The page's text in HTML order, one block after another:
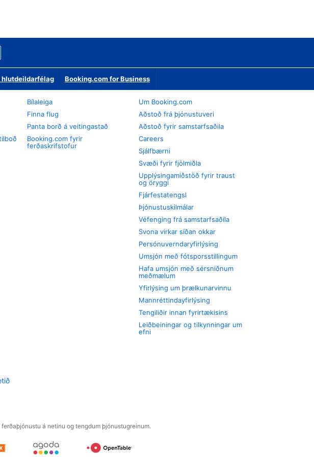
hlutdeildarfélag Booking.com for Business
Bílaleiga
Finna flug
Panta borð á veitingastað
Booking.com fyrir
ferðaskrifstofur
Um Booking.com
Aðstoð frá þjónustuveri
Aðstoð fyrir samstarfsaðila
Careers
Sjálfbærni
Svæði fyrir fjölmiðla
Upplýsingamiðstöð fyrir traust
og öryggi
Fjárfestatengsl
Þjónustuskilmálar
Véfenging frá samstarfsaðila
Svona virkar síðan okkar
Persónuverndaryfirlýsing
Umsjón með fótsporsstillingum
Hafa umsjón með sérsniðnum
meðmælum
Yfirlýsing um þrælkunarvinnu
Mannréttindayfirlýsing
Tengiliðir innan fyrirtækisins
Leiðbeiningar og tilkynningar um
efni
á netinu og tengdum þjónustugreinum.